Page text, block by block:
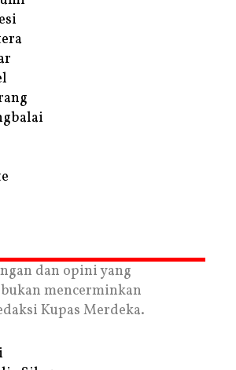
dan opini yang
mencerminkan
Kupas Merdeka.